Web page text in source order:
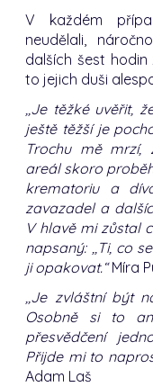
V každém
neudělali,
dalších šest
to jejich duši
,,Je těžké uvěřit,
ještě těžší je
Trochu mě mrzí,
areál skoro
krematoriu a
zavazadel a
V hlavě mi zůstal
napsaný: ,,Ti, co
ji opakovat.“Míra
,,Je zvláštní být
Osobně si to
přesvědčení
Přijde mi to
Adam Laš